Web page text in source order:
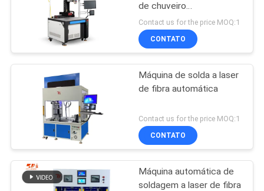
de chuveiro
personalizada
Contact us for the price MOQ:1
CONTATO
Máquina de solda a laser
de fibra automática
Contact us for the price MOQ:1
CONTATO
Máquina automática de
soldagem a laser de fibra